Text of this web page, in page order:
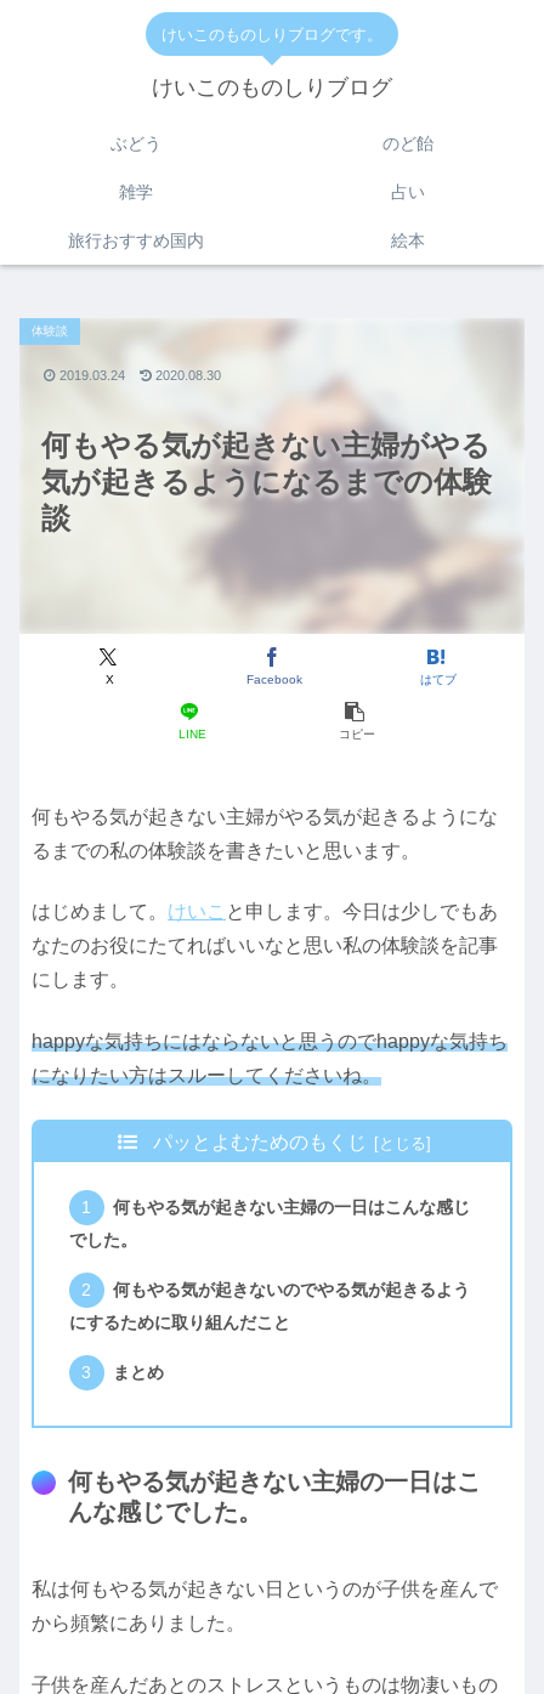
けいこのものしりブログです。
けいこのものしりブログ
ぶどう のど飴
雑学 占い
旅行おすすめ国内 絵本
何もやる気が起きない主婦がやる
気が起きるようになるまでの体験
談
体験談
X Facebook はてブ
LINE コピー
2019.03.24 2020.08.30
何もやる気が起きない主婦がやる気が起きるようにな
るまでの私の体験談を書きたいと思います。
はじめまして。 けいこ と申します。今日は少しでもあ
なたのお役にたてればいいなと思い私の体験談を記事
にします。
happyな気持ちにはならないと思うのでhappyな気持ち
になりたい方はスルーしてくださいね。
パッとよむためのもくじ
何もやる気が起きない主婦の一日はこんな感じ
でした。
何もやる気が起きないのでやる気が起きるよう
にするために取り組んだこと
まとめ
何もやる気が起きない主婦の一日はこ
んな感じでした。
私は何もやる気が起きない日というのが子供を産んで
から頻繁にありました。
子供を産んだあとのストレスというものは物凄いもの